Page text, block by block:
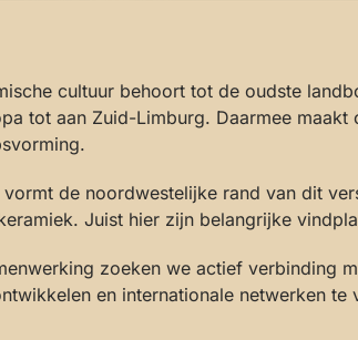
cultuur behoort tot de oudste
tot aan Zuid-Limburg. Daarmee
de noordwestelijke rand van dit
Juist hier zijn belangrijke
zoeken we actief verbinding
en internationale netwerken